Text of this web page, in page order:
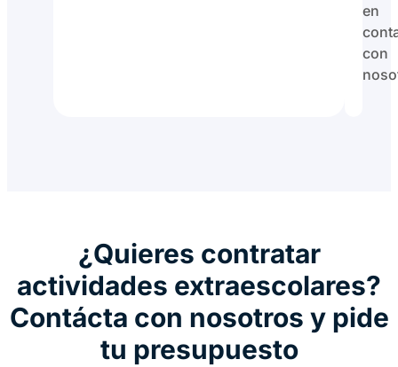
en
con
¿Quieres contratar
actividades extraescolares?
Contácta con nosotros y pide
tu presupuesto